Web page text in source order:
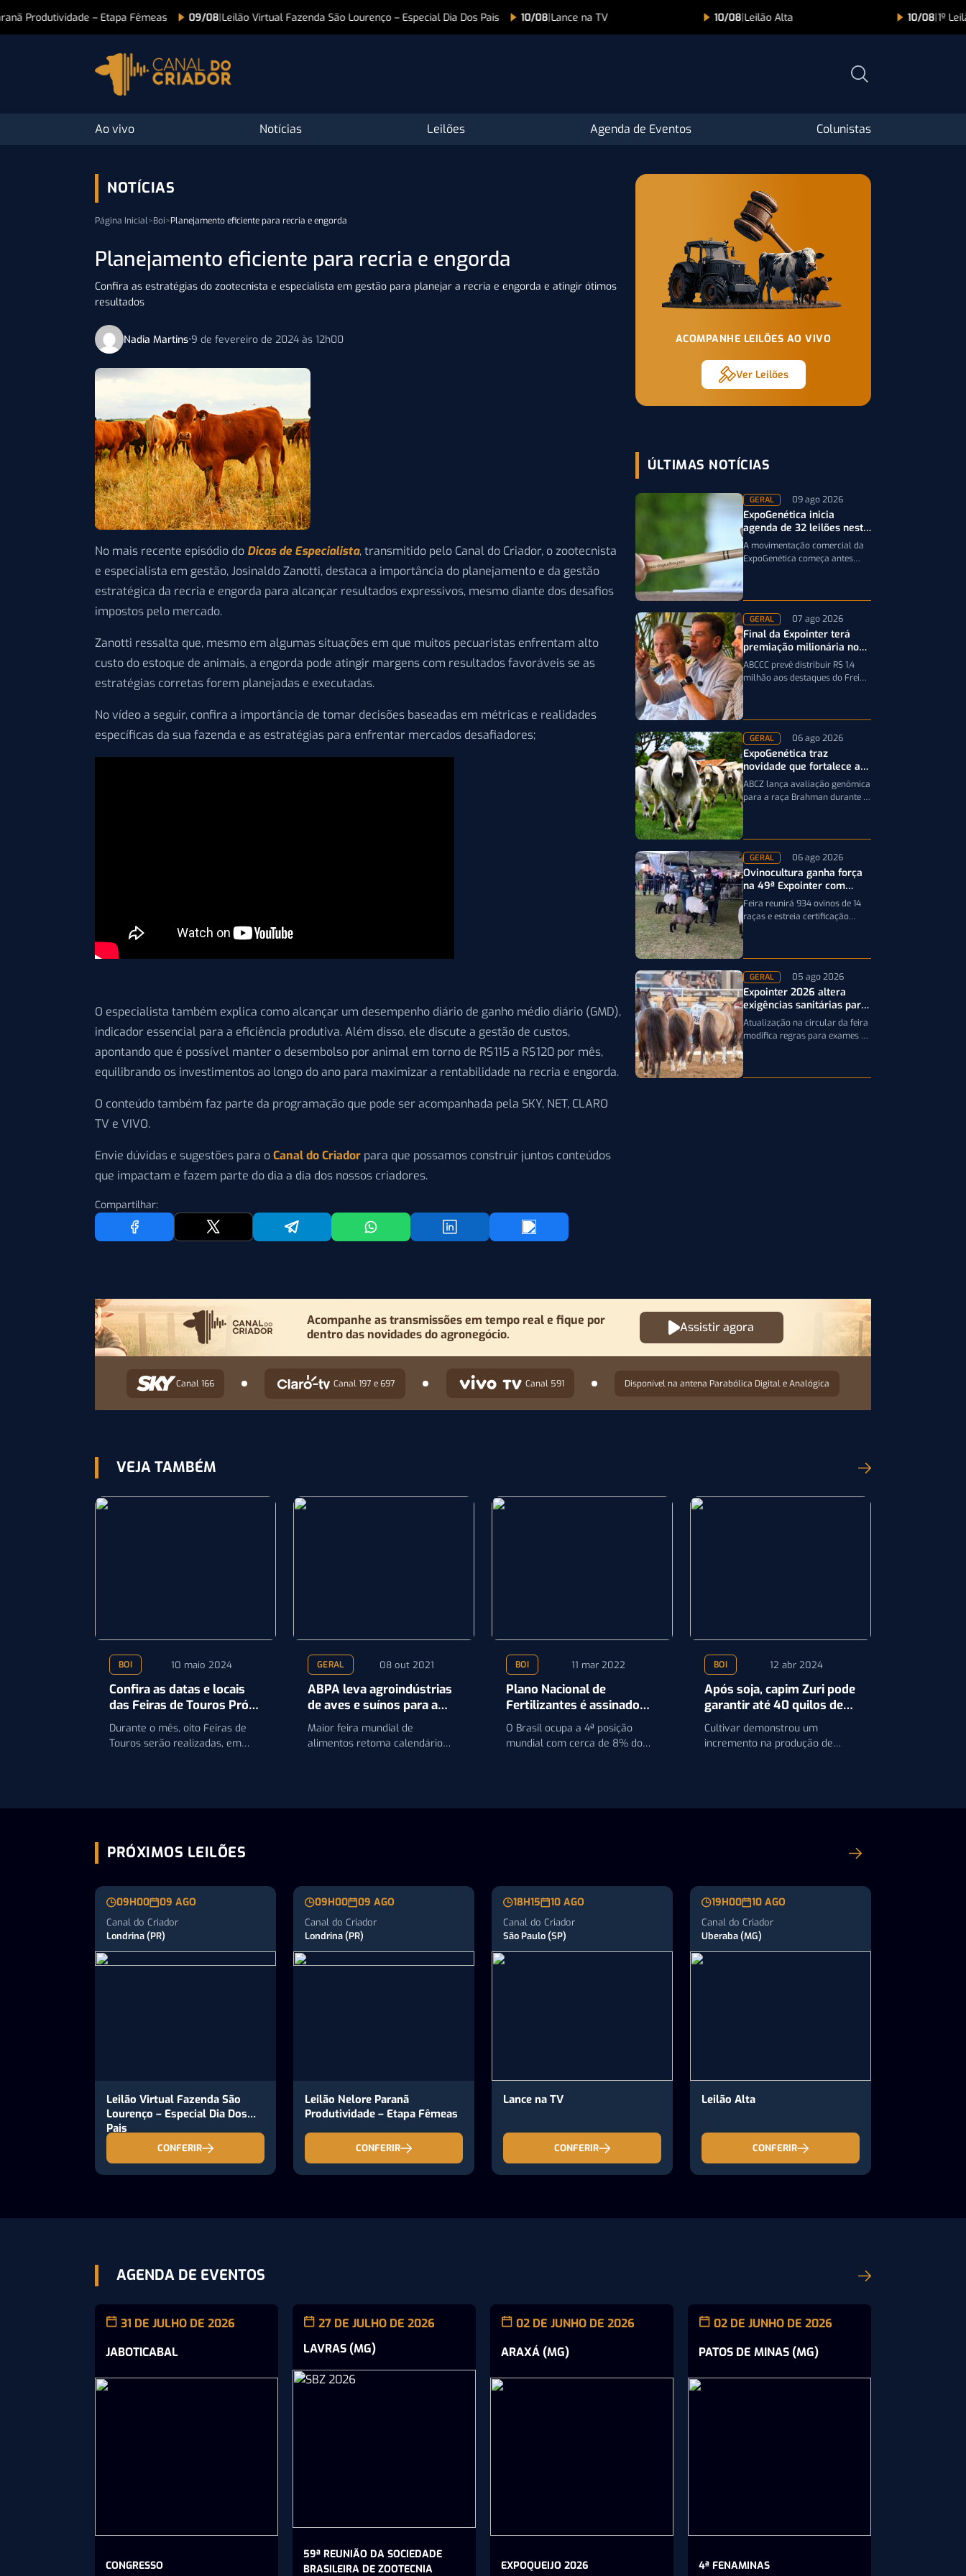
– Etapa Fêmeas 09/08|Leilão Virtual Fazenda São Lourenço – Especial Dia Dos Pais 10/08|Lance na TV Leilão Alta 1º Leilão Guadalupe
Ao vivo Notícias Leilões Agenda de Eventos Colunistas
NOTÍCIAS
Página Inicial>Boi>Planejamento eficiente para recria e engorda
Planejamento eficiente para recria e engorda
Confira as estratégias do zootecnista e especialista em gestão para planejar a recria e engorda e atingir ótimos
resultados
Nadia Martins•9 de fevereiro de 2024 às 12h00
No mais recente episódio do Dicas de Especialista, transmitido pelo Canal do Criador, o zootecnista
e especialista em gestão, Josinaldo Zanotti, destaca a importância do planejamento e da gestão
estratégica da recria e engorda para alcançar resultados expressivos, mesmo diante dos desafios
impostos pelo mercado.
Zanotti ressalta que, mesmo em algumas situações em que muitos pecuaristas enfrentam alto
custo do estoque de animais, a engorda pode atingir margens com resultados favoráveis se as
estratégias corretas forem planejadas e executadas.
No vídeo a seguir, confira a importância de tomar decisões baseadas em métricas e realidades
específicas da sua fazenda e as estratégias para enfrentar mercados desafiadores;
O especialista também explica como alcançar um desempenho diário de ganho médio diário (GMD),
indicador essencial para a eficiência produtiva. Além disso, ele discute a gestão de custos,
apontando que é possível manter o desembolso por animal em torno de R$115 a R$120 por mês,
equilibrando os investimentos ao longo do ano para maximizar a rentabilidade na recria e engorda.
O conteúdo também faz parte da programação que pode ser acompanhada pela SKY, NET, CLARO
TV e VIVO.
Envie dúvidas e sugestões para oCanal do Criador para que possamos construir juntos conteúdos
que impactam e fazem parte do dia a dia dos nossos criadores.
Compartilhar:
ACOMPANHE LEILÕES AO VIVO
Ver Leilões
ÚLTIMAS NOTÍCIAS
GERAL 09 ago 2026
ExpoGenética inicia
agenda de 32 leilões nesta
segunda-feira; confira
A movimentação comercial da
ExpoGenética começa antes
feira (10/8), pecuaristas e…
GERAL 07 ago 2026
Final da Expointer terá
premiação milionária no
Freio de Ouro em 2027
ABCCC prevê distribuir R$ 1,4
milhão aos destaques do Freio
200 mil para…
GERAL 06 ago 2026
ExpoGenética traz
novidade que fortalece a
genética da raça Brahman
ABCZ lança avaliação genômica
para a raça Brahman durante a
dos rebanhos
GERAL 06 ago 2026
Ovinocultura ganha força
na 49ª Expointer com
quase mil animais
inscritos
Feira reunirá 934 ovinos de 14
raças e estreia certificação
GERAL 05 ago 2026
Expointer 2026 altera
exigências sanitárias para
entrada de animais;
entenda
Atualização na circular da feira
modifica regras para exames e
Expointer 2026
Acompanhe as transmissões em tempo real e fique por
dentro das novidades do agronegócio.
Assistir agora
Canal 166 Canal 197 e 697 Canal 591 Disponível na antena Parabólica Digital e Analógica
VEJA TAMBÉM
BOI 10 maio 2024
Confira as datas e locais
das Feiras de Touros Pró-
Genética do mês de maio
Durante o mês, oito Feiras de
Touros serão realizadas, em
GERAL 08 out 2021
ABPA leva agroindústrias
de aves e suínos para a
ANUGA
Maior feira mundial de
alimentos retoma calendário
BOI 11 mar 2022
Plano Nacional de
Fertilizantes é assinado
nesta sexta-feira
O Brasil ocupa a 4ª posição
mundial com cerca de 8% do
BOI 12 abr 2024
Após soja, capim Zuri pode
garantir até 40 quilos de
carcaça bovina por hectare
em ILP
Cultivar demonstrou um
incremento na produção de
PRÓXIMOS LEILÕES
09H00 09 AGO
Canal do Criador
Londrina (PR)
Leilão Virtual Fazenda São
Lourenço – Especial Dia Dos
Pais
CONFERIR
09H00 09 AGO
Canal do Criador
Londrina (PR)
Leilão Nelore Paranã
Produtividade – Etapa Fêmeas
CONFERIR
18H15 10 AGO
Canal do Criador
São Paulo (SP)
Lance na TV
CONFERIR
19H00 10 AGO
Canal do Criador
Uberaba (MG)
Leilão Alta
CONFERIR
AGENDA DE EVENTOS
31 DE JULHO DE 2026
JABOTICABAL
CONGRESSO
27 DE JULHO DE 2026
LAVRAS (MG)
59ª REUNIÃO DA SOCIEDADE
BRASILEIRA DE ZOOTECNIA
02 DE JUNHO DE 2026
ARAXÁ (MG)
EXPOQUEIJO 2026
02 DE JUNHO DE 2026
PATOS DE MINAS (MG)
4ª FENAMINAS